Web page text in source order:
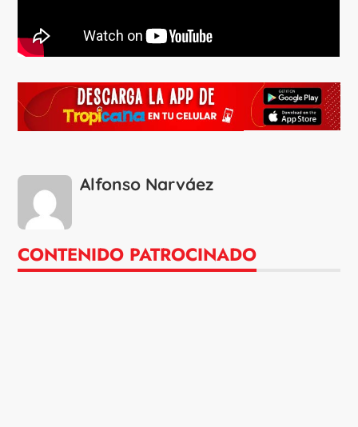
Alfonso Narváez
CONTENIDO PATROCINADO